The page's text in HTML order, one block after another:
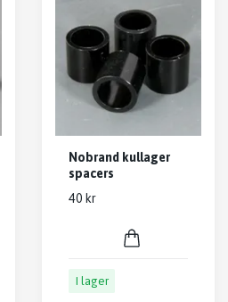
Nobrand kullager
spacers
40 kr
I lager